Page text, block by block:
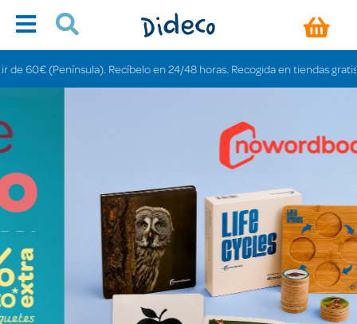
Recíbelo en 24/48 horas. Recogida en tiendas gratis en 3-6 días.